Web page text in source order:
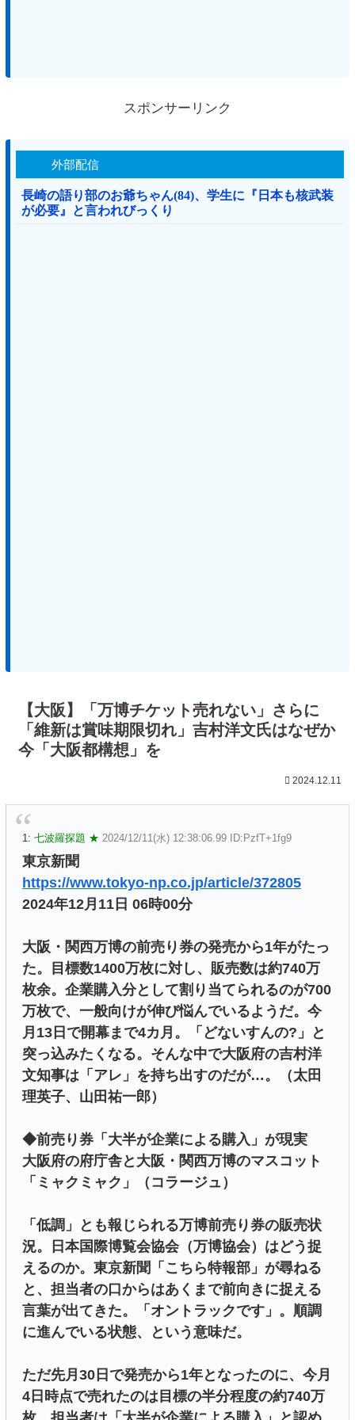
スポンサーリンク
外部配信
長崎の語り部のお爺ちゃん(84)、学生に『日本も核武装
が必要』と言われびっくり
【大阪】「万博チケット売れない」さらに
「維新は賞味期限切れ」吉村洋文氏はなぜか
今「大阪都構想」を
2024.12.11
1: 七波羅探題 ★ 2024/12/11(水) 12:38:06.99 ID:PzfT+1fg9
東京新聞
https://www.tokyo-np.co.jp/article/372805
2024年12月11日 06時00分
大阪・関西万博の前売り券の発売から1年がたっ
た。目標数1400万枚に対し、販売数は約740万
枚余。企業購入分として割り当てられるのが700
万枚で、一般向けが伸び悩んでいるようだ。今
月13日で開幕まで4カ月。「どないすんの?」と
突っ込みたくなる。そんな中で大阪府の吉村洋
文知事は「アレ」を持ち出すのだが…。（太田
理英子、山田祐一郎）
◆前売り券「大半が企業による購入」が現実
大阪府の府庁舎と大阪・関西万博のマスコット
「ミャクミャク」（コラージュ）
「低調」とも報じられる万博前売り券の販売状
況。日本国際博覧会協会（万博協会）はどう捉
えるのか。東京新聞「こちら特報部」が尋ねる
と、担当者の口からはあくまで前向きに捉える
言葉が出てきた。「オントラックです」。順調
に進んでいる状態、という意味だ。
ただ先月30日で発売から1年となったのに、今月
4日時点で売れたのは目標の半分程度の約740万